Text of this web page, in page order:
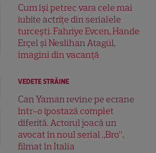
Cum își petrec vara cele mai
iubite actrițe din serialele
turcești. Fahriye Evcen, Hande
Erçel și Neslihan Atagül,
imagini din vacanță
VEDETE STRĂINE
Can Yaman revine pe ecrane
într-o ipostază complet
diferită. Actorul joacă un
avocat în noul serial „Bro”,
filmat în Italia